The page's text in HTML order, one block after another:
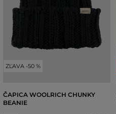
ZĽAVA -50 %
ČAPICA WOOLRICH CHUNKY
BEANIE